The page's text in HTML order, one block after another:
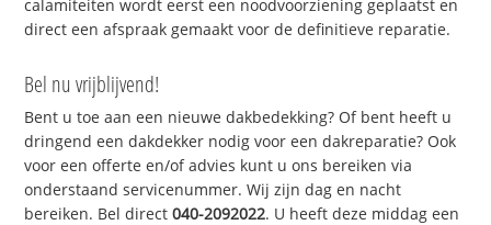
calamiteiten wordt eerst een noodvoorziening geplaatst en
direct een afspraak gemaakt voor de definitieve reparatie.
Bel nu vrijblijvend!
Bent u toe aan een nieuwe dakbedekking? Of bent heeft u
dringend een dakdekker nodig voor een dakreparatie? Ook
voor een offerte en/of advies kunt u ons bereiken via
onderstaand servicenummer. Wij zijn dag en nacht
bereiken. Bel direct040-2092022. U heeft deze middag een